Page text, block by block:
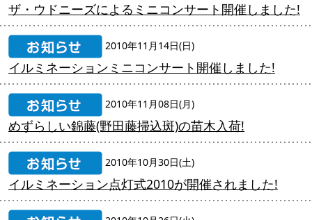
ザ・ウドニーズによるミニコンサート開催しました!
2010年11月14日(日)
イルミネーションミニコンサート開催しました!
2010年11月08日(月)
めずらしい錦藤(野田藤掃込斑)の苗木入荷!
2010年10月30日(土)
イルミネーション点灯式2010が開催されました!